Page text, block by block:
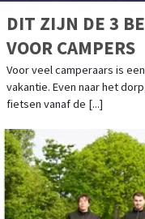
DIT ZIJN DE 3
VOOR CAMPERS
Voor veel camperaars is
vakantie. Even naar het
fietsen vanaf de [...]